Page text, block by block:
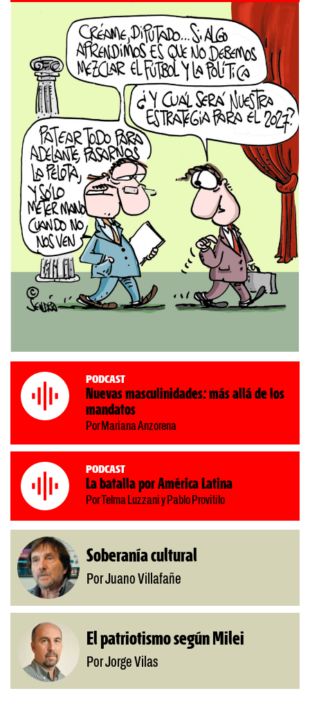
Podcast
Nuevas masculinidades: más allá de los
mandatos
Por Mariana Anzorena
Podcast
La batalla por América Latina
Por Telma Luzzani y Pablo Provitilo
Soberanía cultural
Por Juano Villafañe
El patriotismo según Milei
Por Jorge Vilas